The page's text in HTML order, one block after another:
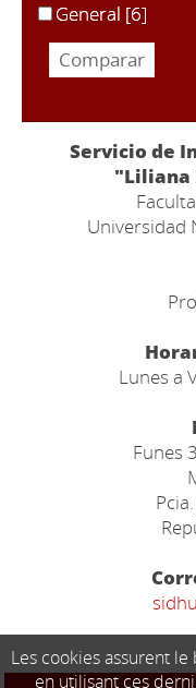
General [6]
Servicio de
"Liliana
Universidad
Lunes a
Funes
Les cookies assurent
en utilisant ces